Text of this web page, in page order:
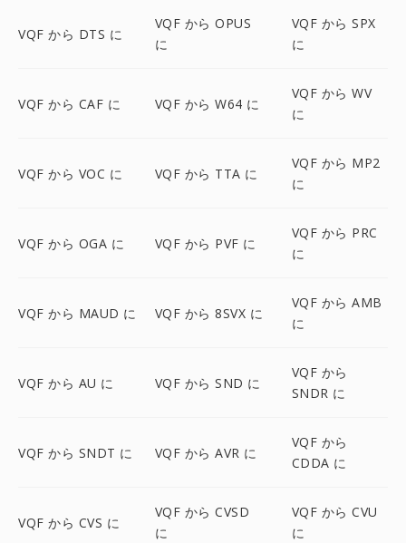
VQF から DTS に
VQF から OPUS
に
VQF から SPX
に
VQF から CAF に VQF から W64 に
VQF から WV
に
VQF から VOC に VQF から TTA に
VQF から MP2
に
VQF から OGA に VQF から PVF に
VQF から PRC
に
VQF から MAUD に VQF から 8SVX に
VQF から AMB
に
VQF から AU に VQF から SND に
VQF から
SNDR に
VQF から SNDT に VQF から AVR に
VQF から
CDDA に
VQF から CVS に
VQF から CVSD
に
VQF から CVU
に